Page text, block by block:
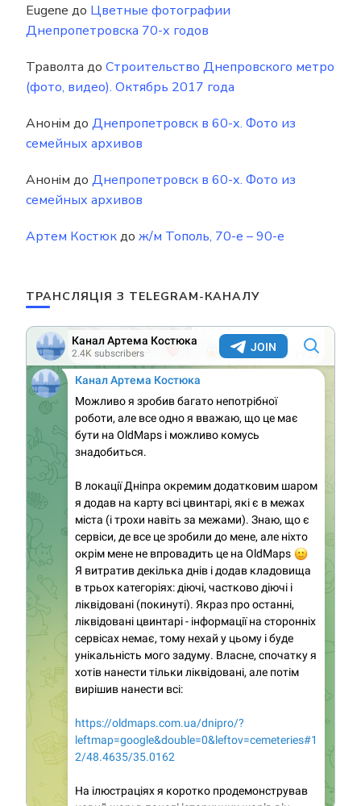
Eugene до Цветные фотографии
Днепропетровска 70-х годов
Траволта до Строительство Днепровского метро
(фото, видео). Октябрь 2017 года
Анонім до Днепропетровск в 60-х. Фото из
семейных архивов
Анонім до Днепропетровск в 60-х. Фото из
семейных архивов
Артем Костюкдо ж/м Тополь, 70-е – 90-е
ТРАНСЛЯЦІЯ З TELEGRAM-КАНАЛУ